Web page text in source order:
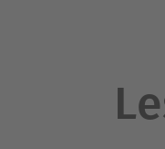
Über Ingeborg Bauer